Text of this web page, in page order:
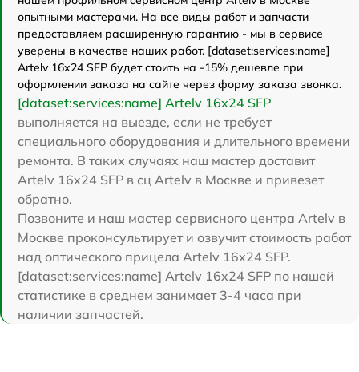
опытными мастерами. На все виды работ и запчасти
предоставляем расширенную гарантию - мы в сервисе
уверены в качестве наших работ. [dataset:services:name]
Artelv 16x24 SFP будет стоить на -15% дешевле при
оформлении заказа на сайте через форму заказа звонка.
[dataset:services:name] Artelv 16x24 SFP
выполняется на выезде, если не требует
специального оборудования и длительного времени
ремонта. В таких случаях наш мастер доставит
Artelv 16x24 SFP в сц Artelv в Москве и привезет
обратно.
Позвоните и наш мастер сервисного центра Artelv в
Москве проконсультирует и озвучит стоимость работ
над оптического прицела Artelv 16x24 SFP.
[dataset:services:name] Artelv 16x24 SFP по нашей
статистике в среднем занимает 3-4 часа при
наличии запчастей.